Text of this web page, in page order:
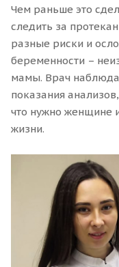
Чем раньше это
следить за
разные риски и
беременности –
мамы. Врач
показания
что нужно женщине
жизни.